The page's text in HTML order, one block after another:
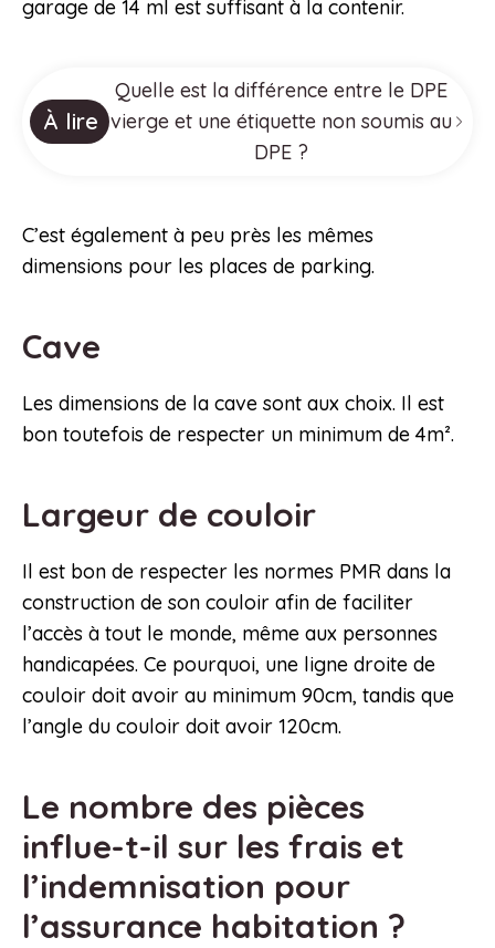
garage de 14 ml est suffisant à la contenir.
À lire
Quelle est la différence entre le DPE
vierge et une étiquette non soumis au
DPE ?
C’est également à peu près les mêmes
dimensions pour les places de parking.
Cave
Les dimensions de la cave sont aux choix. Il est
bon toutefois de respecter un minimum de 4m².
Largeur de couloir
Il est bon de respecter les normes PMR dans la
construction de son couloir afin de faciliter
l’accès à tout le monde, même aux personnes
handicapées. Ce pourquoi, une ligne droite de
couloir doit avoir au minimum 90cm, tandis que
l’angle du couloir doit avoir 120cm.
Le nombre des pièces
influe-t-il sur les frais et
l’indemnisation pour
l’assurance habitation ?